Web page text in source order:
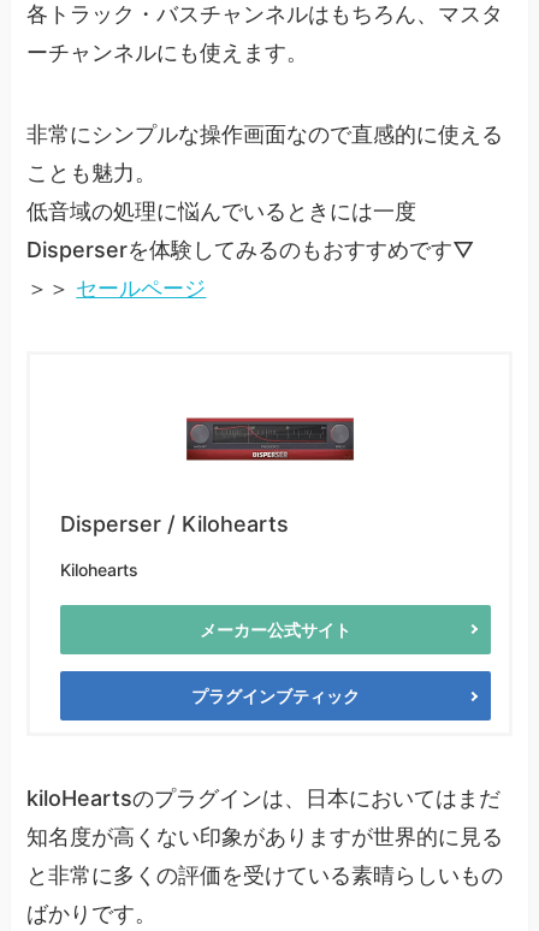
各トラック・バスチャンネルはもちろん、マスタ
ーチャンネルにも使えます。
非常にシンプルな操作画面なので直感的に使える
ことも魅力。
低音域の処理に悩んでいるときには一度
Disperserを体験してみるのもおすすめです▽
＞＞ セールページ
Disperser / Kilohearts
Kilohearts
メーカー公式サイト
プラグインブティック
kiloHeartsのプラグインは、日本においてはまだ
知名度が高くない印象がありますが世界的に見る
と非常に多くの評価を受けている素晴らしいもの
ばかりです。